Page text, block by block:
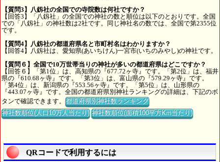
【質問3】八釼社の全国での寺院数は何社ですか？
【回答3】「八釼社」の全国での神社の数と順位は以下のとおりです。全国
での「八釼社」の神社数は2社です。同じ神社名の数では、全国で第2355位
です。
【質問4】八釼社の都道府県名と市町村名はわかりますか？
【回答4】八釼社は、愛知県(あいちけん)一宮市(いちのみやし)の神社です。
【質問６】全国で10万世帯当りの神社が多いの都道府県はどこですか？
【回答６】「第1位」は、高知県の『677.72ヶ寺』です。「第2位」は、福井
県の『610.68ヶ寺』です。「第3位」は、富山県の『579.29ヶ寺』です。
「第4位」は、新潟県の『553.56ヶ寺』です。「第5位」は、山形県の
『443.07ヶ寺』です。全国の都道府県別神社ランキングの詳細は、下記のボ
タンで確認できます。都道府県別神社数ランキング
神社数順位(人口10万人当たり) 神社数順位(面積100平方Km当たり)
QRコードで利用するには